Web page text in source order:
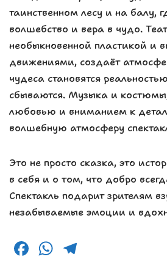
таинственном лесу и на балу,
волшебство и вера в чудо.
необыкновенной пластикой и
движениями, создаёт
чудеса становятся
сбываются. Музыка и
любовью и вниманием к
волшебную атмосферу
Это не просто сказка, это
в себя и о том, что добро
Спектакль подарит зрителям
незабываемые эмоции и
F W